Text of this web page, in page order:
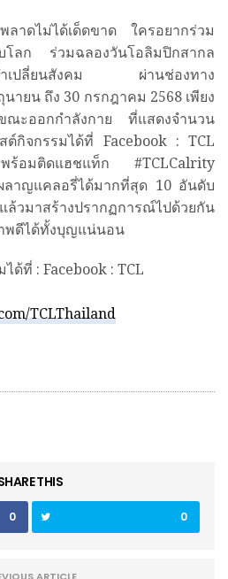
ลาดไม่ได้เด็ดขาด ใครอยากร่วม
โลก ร่วมฉลองวันโอลิมปิกสากล
ฬาเปลี่ยนสังคม ผ่านช่องทาง
ายน ถึง 30 กรกฎาคม 2568 เพียง
ะออกกำลังกาย ที่แสดงจำนวน
ต์กิจกรรมได้ที่ Facebook : TCL
มติดแฮชแท็ก #TCLCalrity
ลาญแคลอรี่ได้มากที่สุด 10 อันดับ
วมาสร้างปรากฏการณ์ไปด้วยกัน
พดีได้ทั้งบุญแน่นอน
ด้ที่ : Facebook : TCL
TCLThailand
THIS
0 0